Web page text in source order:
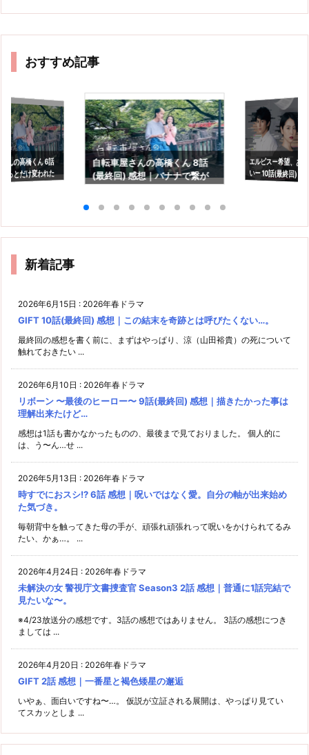
おすすめ記事
んの高橋くん 6話
っとだけ変われた
自転車屋さんの高橋くん 8話
(最終回) 感想｜バナナで繋が
エルピスー希望、あ
いー 10話(最終回) 感
の光を信じるという
新着記事
2026年6月15日 : 2026年春ドラマ
GIFT 10話(最終回) 感想｜この結末を奇跡とは呼びたくない…。
最終回の感想を書く前に、まずはやっぱり、涼（山田裕貴）の死について
触れておきたい ...
2026年6月10日 : 2026年春ドラマ
リボーン 〜最後のヒーロー〜 9話(最終回) 感想｜描きたかった事は
理解出来たけど…
感想は1話も書かなかったものの、最後まで見ておりました。 個人的に
は、う〜ん…せ ...
2026年5月13日 : 2026年春ドラマ
時すでにおスシ!? 6話 感想｜呪いではなく愛。自分の軸が出来始め
た気づき。
毎朝背中を触ってきた母の手が、頑張れ頑張れって呪いをかけられてるみ
たい、かぁ…。 ...
2026年4月24日 : 2026年春ドラマ
未解決の女 警視庁文書捜査官 Season3 2話 感想｜普通に1話完結で
見たいな〜。
※4/23放送分の感想です。3話の感想ではありません。 3話の感想につき
ましては ...
2026年4月20日 : 2026年春ドラマ
GIFT 2話 感想｜一番星と褐色矮星の邂逅
いやぁ、面白いですね〜…。 仮説が立証される展開は、やっぱり見てい
てスカッとしま ...